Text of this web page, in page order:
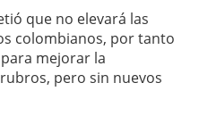
que no elevará las
colombianos, por tanto
mejorar la
pero sin nuevos